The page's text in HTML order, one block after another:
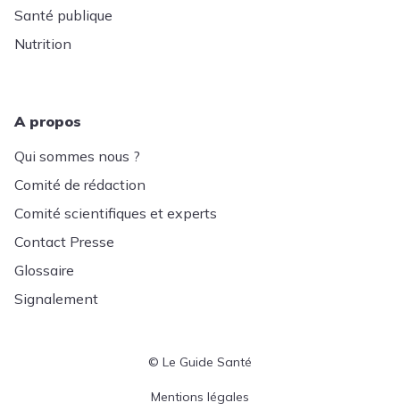
Santé publique
Nutrition
A propos
Qui sommes nous ?
Comité de rédaction
Comité scientifiques et experts
Contact Presse
Glossaire
Signalement
© Le Guide Santé
Menu Pied de page
Mentions légales